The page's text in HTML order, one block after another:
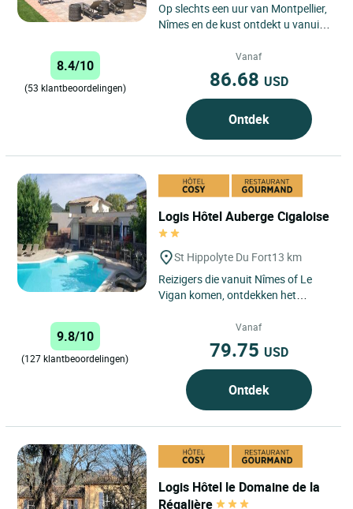
Op slechts een uur van Montpellier,
Nîmes en de kust ontdekt u vanuit
Prairie hotel & restaurant...
8.4/10
(53 klantbeoordelingen)
Vanaf
86.68 USD
Ontdek
Logis Hôtel Auberge Cigaloise
St Hippolyte Du Fort13 km
Reizigers die vanuit Nîmes of Le
Vigan komen, ontdekken het
waar Saint-Hippolyte-du-Fort...
9.8/10
(127 klantbeoordelingen)
Vanaf
79.75 USD
Ontdek
Logis Hôtel le Domaine de la
Régalière